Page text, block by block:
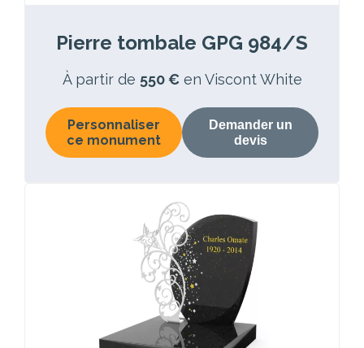
Pierre tombale GPG 984/S
À partir de 550 € en Viscont White
Personnaliser
ce monument
Demander un
devis